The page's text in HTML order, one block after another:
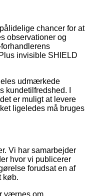
chancer for at
observationer og
invisible SHIELD
udmærkede
kundetilfredshed. I
er muligt at levere
ligeledes må bruges
Vi har samarbejder
hvor vi publicerer
forudsat en af
køb.
værnes om